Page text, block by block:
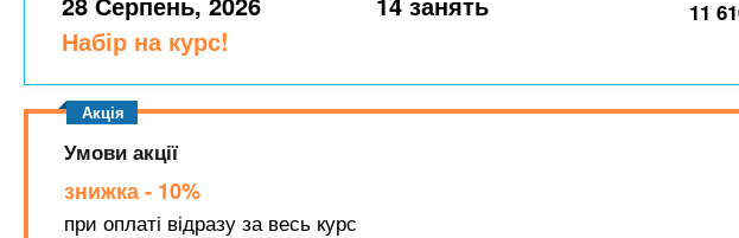
n
t
з
а
Набір на курс!
11
Умови акції
знижка - 10%
при оплаті відразу за весь курс